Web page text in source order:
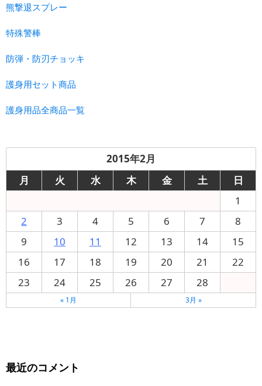
熊撃退スプレー
特殊警棒
防弾・防刃チョッキ
護身用セット商品
護身用品全商品一覧
2015年2月
月
火 水 木 金 土
日
1
2
3 4 5 6 7
8
9
10 11 12 13 14
15
16
17 18 19 20 21
22
23
24 25 26 27 28
« 1月 3月 »
最近のコメント